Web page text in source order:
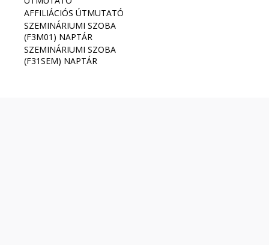
AFFILIÁCIÓS ÚTMUTATÓ
SZEMINÁRIUMI SZOBA
(F3M01) NAPTÁR
SZEMINÁRIUMI SZOBA
(F31SEM) NAPTÁR